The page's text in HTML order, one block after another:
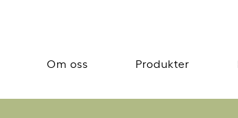
Om oss Produkter